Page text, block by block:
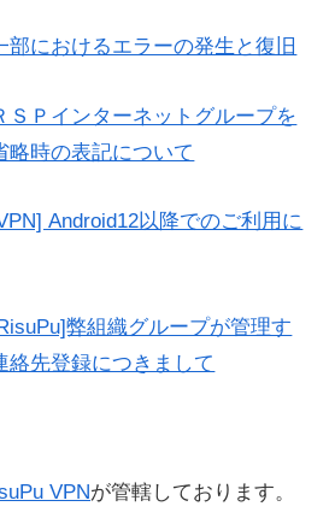
部におけるエラーの発生と復旧
ＳＰインターネットグループを
略時の表記について
Android12以降でのご利用に
弊組織グループが管理す
絡先登録につきまして
VPNが管轄しております。